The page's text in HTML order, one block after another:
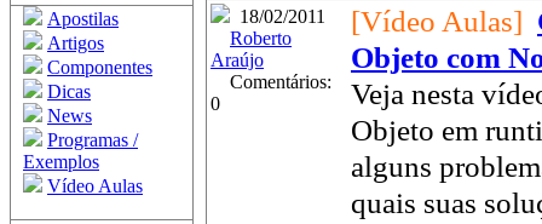
Apostilas
Artigos
Componentes
Dicas
News
Programas /
Exemplos
Vídeo Aulas
18/02/2011
Roberto
Araújo
Comentários:
0
[Vídeo Aulas]
Objeto com
Veja nesta
Objeto em
alguns
quais suas